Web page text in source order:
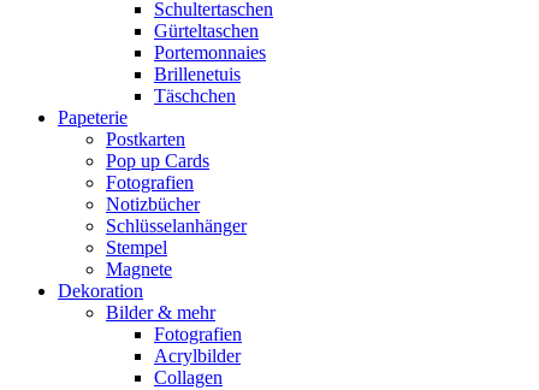
Schultertaschen
Gürteltaschen
Portemonnaies
Brillenetuis
Täschchen
Papeterie
Postkarten
Pop up Cards
Fotografien
Notizbücher
Schlüsselanhänger
Stempel
Magnete
Dekoration
Bilder & mehr
Fotografien
Acrylbilder
Collagen